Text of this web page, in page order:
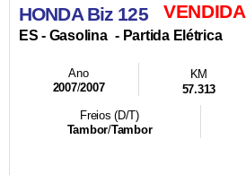
HONDA Biz 125VENDIDA
ES - Gasolina - Partida Elétrica
Ano
2007/2007
KM
57.313
Freios (D/T)
Tambor/Tambor